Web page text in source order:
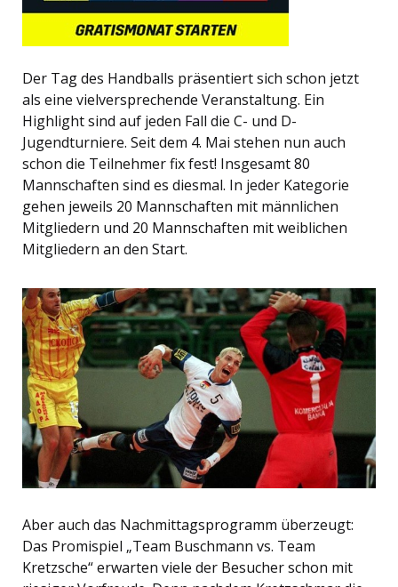
Der Tag des Handballs präsentiert sich schon jetzt
als eine vielversprechende Veranstaltung. Ein
Highlight sind auf jeden Fall die C- und D-
Jugendturniere. Seit dem 4. Mai stehen nun auch
schon die Teilnehmer fix fest! Insgesamt 80
Mannschaften sind es diesmal. In jeder Kategorie
gehen jeweils 20 Mannschaften mit männlichen
Mitgliedern und 20 Mannschaften mit weiblichen
Mitgliedern an den Start.
Aber auch das Nachmittagsprogramm überzeugt:
Das Promispiel „Team Buschmann vs. Team
Kretzsche“ erwarten viele der Besucher schon mit